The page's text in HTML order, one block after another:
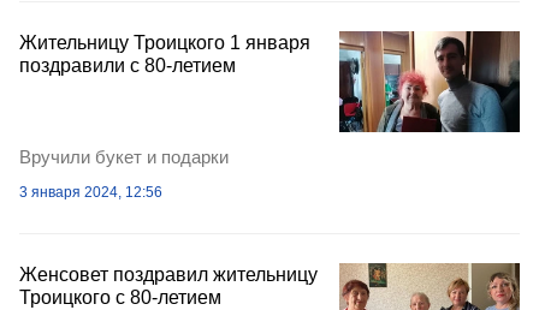
Жительницу Троицкого 1 января
поздравили с 80-летием
Вручили букет и подарки
3 января 2024, 12:56
Женсовет поздравил жительницу
Троицкого с 80-летием